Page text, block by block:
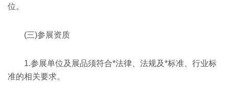
位。
(三)参展资质
1.参展单位及展品须符合*法律、法规及*标准、行业标
准的相关要求。